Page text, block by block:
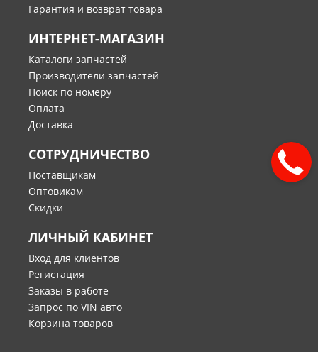
Гарантия и возврат товара
ИНТЕРНЕТ-МАГАЗИН
Каталоги запчастей
Производители запчастей
Поиск по номеру
Оплата
Доставка
СОТРУДНИЧЕСТВО
Поставщикам
Оптовикам
Скидки
ЛИЧНЫЙ КАБИНЕТ
Вход для клиентов
Регистация
Заказы в работе
Запрос по VIN авто
Корзина товаров